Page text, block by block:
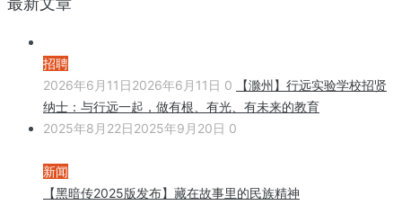
招聘
2026年6月11日2026年6月11日 0
【滁州】行远实验学校招贤
纳士：与行远一起，做有根、有光、有未来的教育
2025年8月22日2025年9月20日 0
新闻
【黑暗传2025版发布】藏在故事里的民族精神